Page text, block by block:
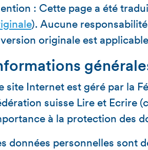
: Cette page a été
). Aucune
originale est
site Internet est géré par la
suisse Lire et Ecrire
à la protection des
données personnelles sont